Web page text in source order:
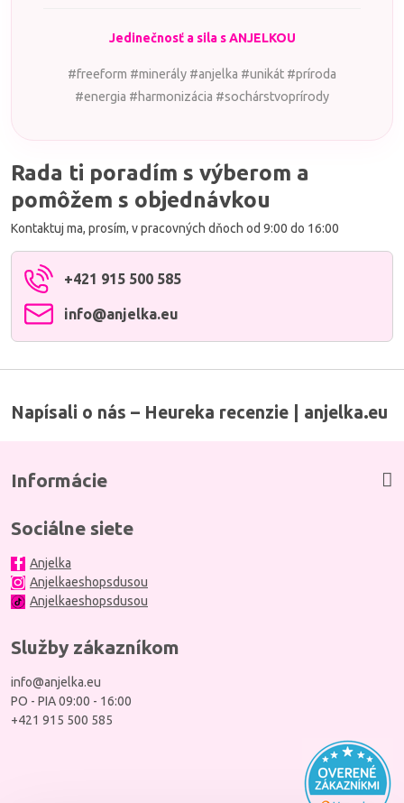
Jedinečnosť a sila s ANJELKOU
#freeform #minerály #anjelka #unikát #príroda
#energia #harmonizácia #sochárstvoprírody
Rada ti poradím s výberom a
pomôžem s objednávkou
Kontaktuj ma, prosím, v pracovných dňoch od 9:00 do 16:00
+421 915 500 585
info​@anjelka​.eu
Napísali o nás – Heureka recenzie | anjelka.eu
Informácie
Sociálne siete
Anjelka
Anjelkaeshopsdusou
Anjelkaeshopsdusou
Služby zákazníkom
info@anjelka.eu
PO - PIA 09:00 - 16:00
+421 915 500 585